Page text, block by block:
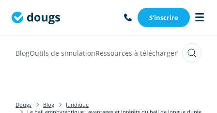
S'inscrire
BlogOutils de simulationRessources à téléchargerWebinars
Dougs Blog
Juridique